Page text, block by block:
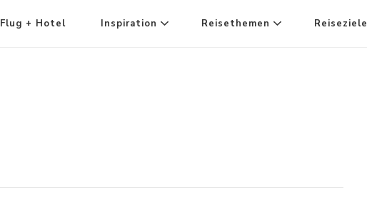
Flug + Hotel Inspiration Reisethemen Reiseziele